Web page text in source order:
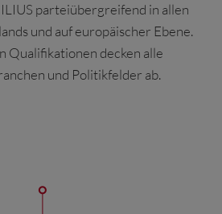
parteiübergreifend in allen
und auf europäischer Ebene.
Qualifikationen decken alle
und Politikfelder ab.